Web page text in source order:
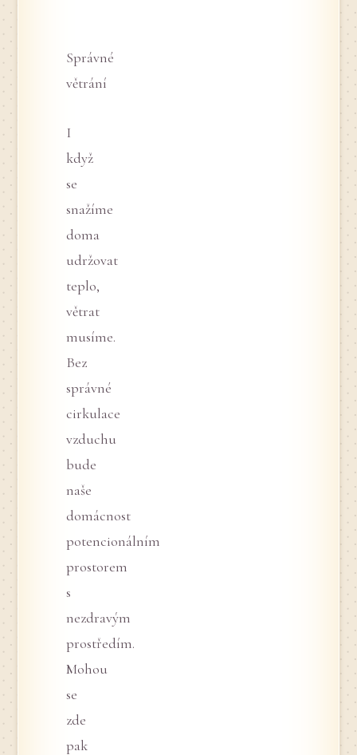
Správné
větrání
I
když
se
snažíme
doma
udržovat
teplo,
větrat
musíme.
Bez
správné
cirkulace
vzduchu
bude
naše
domácnost
potencionálním
prostorem
s
nezdravým
prostředím.
Mohou
se
zde
pak